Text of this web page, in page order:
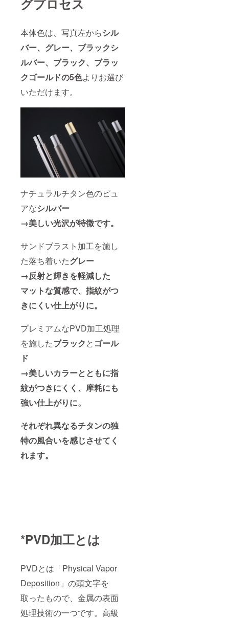
グプロセス
本体色は、写真左からシル
バー、グレー、ブラックシ
ルバー、ブラック、ブラッ
クゴールドの5色よりお選び
いただけます。
ナチュラルチタン色のピュ
アなシルバー
→美しい光沢が特徴です。
サンドブラスト加工を施し
た落ち着いたグレー
→反射と輝きを軽減した
マットな質感で、指紋がつ
きにくい仕上がりに。
プレミアムなPVD加工処理
を施したブラックと ゴール
ド
→美しいカラーとともに指
紋がつきにくく、摩耗にも
強い仕上がりに。
それぞれ異なるチタンの独
特の風合いを感じさせてく
れます。
*PVD加工とは
PVDとは「Physical Vapor
Deposition」の頭文字を
取ったもので、金属の表面
処理技術の一つです。高級